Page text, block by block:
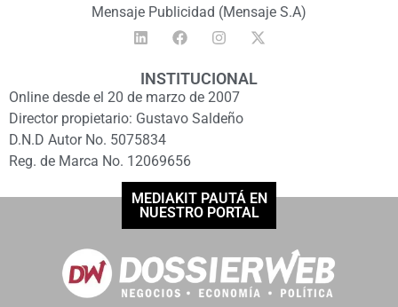
Mensaje Publicidad (Mensaje S.A)
INSTITUCIONAL
Online desde el 20 de marzo de 2007
Director propietario: Gustavo Saldeño
D.N.D Autor No. 5075834
Reg. de Marca No. 12069656
MEDIAKIT PAUTÁ EN
NUESTRO PORTAL